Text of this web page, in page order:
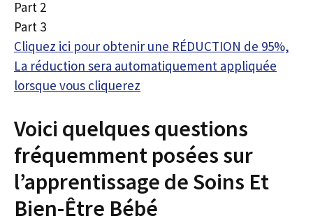
Part 2
Part 3
Cliquez ici pour obtenir une RÉDUCTION de 95%,
La réduction sera automatiquement appliquée
lorsque vous cliquerez
Voici quelques questions
fréquemment posées sur
l’apprentissage de Soins Et
Bien-Être Bébé